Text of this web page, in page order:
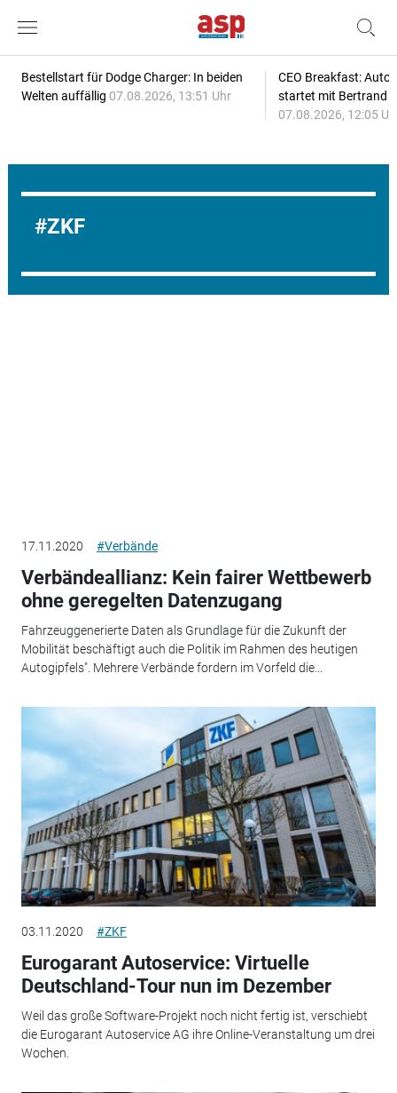
Bestellstart für Dodge Charger: In beiden
Welten auffällig 07.08.2026, 13:51 Uhr
CEO Breakfast:
startet mit Bertrand
07.08.2026, 12:05
ZKF
17.11.2020 #Verbände
Verbändeallianz: Kein fairer Wettbewerb
ohne geregelten Datenzugang
Fahrzeuggenerierte Daten als Grundlage für die Zukunft der
Mobilität beschäftigt auch die Politik im Rahmen des heutigen
Autogipfels". Mehrere Verbände fordern im Vorfeld die...
03.11.2020 #ZKF
Eurogarant Autoservice: Virtuelle
Deutschland-Tour nun im Dezember
Weil das große Software-Projekt noch nicht fertig ist, verschiebt
die Eurogarant Autoservice AG ihre Online-Veranstaltung um drei
Wochen.